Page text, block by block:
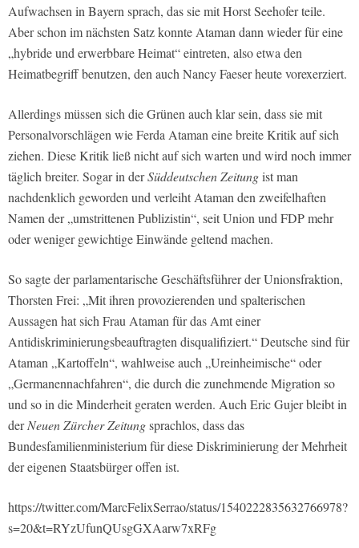
Aufwachsen in Bayern sprach, das sie mit Horst Seehofer teile.
Aber schon im nächsten Satz konnte Ataman dann wieder für eine
„hybride und erwerbbare Heimat“ eintreten, also etwa den
Heimatbegriff benutzen, den auch Nancy Faeser heute vorexerziert.
Allerdings müssen sich die Grünen auch klar sein, dass sie mit
Personalvorschlägen wie Ferda Ataman eine breite Kritik auf sich
ziehen. Diese Kritik ließ nicht auf sich warten und wird noch immer
täglich breiter. Sogar in derSüddeutschen Zeitungist man
nachdenklich geworden und verleiht Ataman den zweifelhaften
Namen der „umstrittenen Publizistin“, seit Union und FDP mehr
oder weniger gewichtige Einwände geltend machen.
So sagte der parlamentarische Geschäftsführer der Unionsfraktion,
Thorsten Frei: „Mit ihren provozierenden und spalterischen
Aussagen hat sich Frau Ataman für das Amt einer
Antidiskriminierungsbeauftragten disqualifiziert.“ Deutsche sind für
Ataman „Kartoffeln“, wahlweise auch „Ureinheimische“ oder
„Germanennachfahren“, die durch die zunehmende Migration so
und so in die Minderheit geraten werden. Auch Eric Gujer bleibt in
derNeuen Zürcher Zeitungsprachlos, dass das
Bundesfamilienministerium für diese Diskriminierung der Mehrheit
der eigenen Staatsbürger offen ist.
https://twitter.com/MarcFelixSerrao/status/1540222835632766978?
s=20&t=RYzUfunQUsgGXAarw7xRFg